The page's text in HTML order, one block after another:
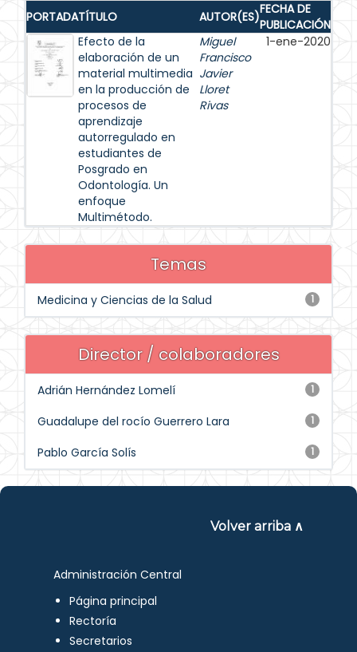
PORTADATÍTULO AUTOR(ES)FECHA DE
PUBLICACIÓN
Efecto de la
elaboración de un
material multimedia
en la producción de
procesos de
aprendizaje
autorregulado en
estudiantes de
Posgrado en
Odontología. Un
enfoque
Multimétodo.
Miguel
Francisco
Javier
Lloret
Rivas
1-ene-2020
Temas
1
Medicina y Ciencias de la Salud
Director / colaboradores
1
Adrián Hernández Lomelí
1
Guadalupe del rocío Guerrero Lara
1
Pablo García Solís
Volver arriba ∧
Administración Central
Página principal
Rectoría
Secretarios